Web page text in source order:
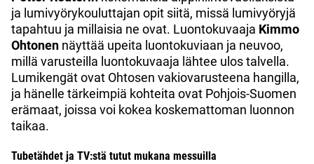
ja lumivyörykouluttajan opit siitä, missä lumivyöryjä
tapahtuu ja millaisia ne ovat. Luontokuvaaja Kimmo
Ohtonen näyttää upeita luontokuviaan ja neuvoo,
millä varusteilla luontokuvaaja lähtee ulos talvella.
Lumikengät ovat Ohtosen vakiovarusteena hangilla,
ja hänelle tärkeimpiä kohteita ovat Pohjois-Suomen
erämaat, joissa voi kokea koskemattoman luonnon
taikaa.
Tubetähdet ja TV:stä tutut mukana messuilla